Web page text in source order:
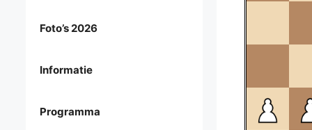
Foto’s 2026
Informatie
Programma